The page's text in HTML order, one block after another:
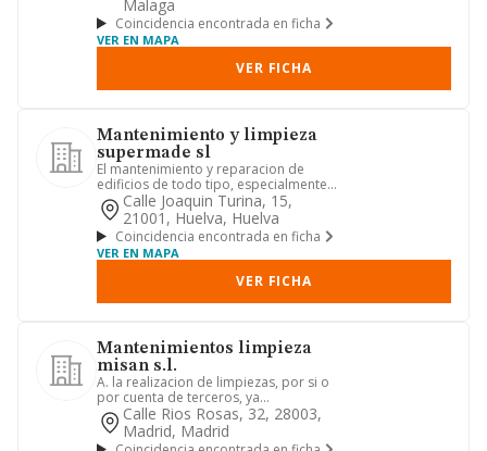
Malaga
Coincidencia encontrada en ficha
VER EN MAPA
VER FICHA
Mantenimiento y limpieza
supermade sl
El mantenimiento y reparacion de
edificios de todo tipo, especialmente
trabajos de albanileria carp...
Calle Joaquin Turina, 15,
21001, Huelva, Huelva
Coincidencia encontrada en ficha
VER EN MAPA
VER FICHA
Mantenimientos limpieza
misan s.l.
A. la realizacion de limpiezas, por si o
por cuenta de terceros, ya
directamente o mediante contrat...
Calle Rios Rosas, 32, 28003,
Madrid, Madrid